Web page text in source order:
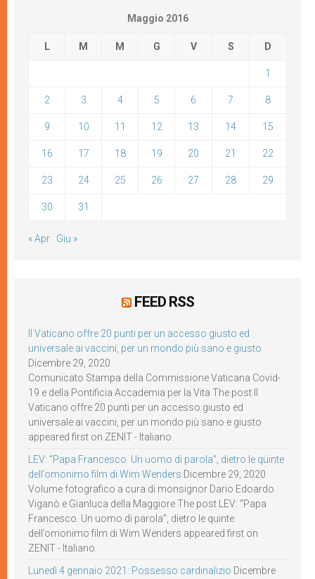
Maggio 2016
L M M G V S D
1
2 3 4 5 6 7 8
9 10 11 12 13 14 15
16 17 18 19 20 21 22
23 24 25 26 27 28 29
30 31
« Apr Giu »
FEED RSS
Il Vaticano offre 20 punti per un accesso giusto ed
universale ai vaccini, per un mondo più sano e giusto
Dicembre 29, 2020
Comunicato Stampa della Commissione Vaticana Covid-
19 e della Pontificia Accademia per la Vita The post Il
Vaticano offre 20 punti per un accesso giusto ed
universale ai vaccini, per un mondo più sano e giusto
appeared first on ZENIT - Italiano.
LEV: “Papa Francesco. Un uomo di parola”, dietro le quinte
dell’omonimo film di Wim Wenders Dicembre 29, 2020
Volume fotografico a cura di monsignor Dario Edoardo
Viganò e Gianluca della Maggiore The post LEV: “Papa
Francesco. Un uomo di parola”, dietro le quinte
dell’omonimo film di Wim Wenders appeared first on
ZENIT - Italiano.
Lunedì 4 gennaio 2021: Possesso cardinalizio Dicembre